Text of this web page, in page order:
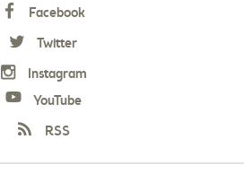
Facebook
Twitter
Instagram
YouTube
RSS